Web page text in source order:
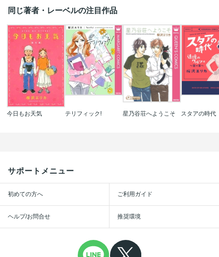
同じ著者・レーベルの注目作品
今日もお天気 テリフィック! 星乃谷荘へようこそ スタアの時代
サポートメニュー
初めての方へ ご利用ガイド
ヘルプ/お問合せ 推奨環境